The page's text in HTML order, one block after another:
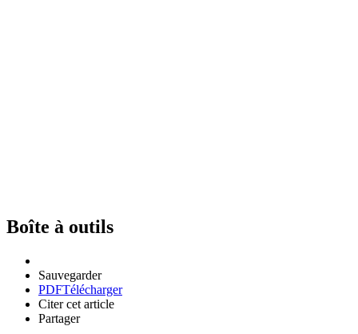
Boîte à outils
Sauvegarder
PDFTélécharger
Citer cet article
Partager